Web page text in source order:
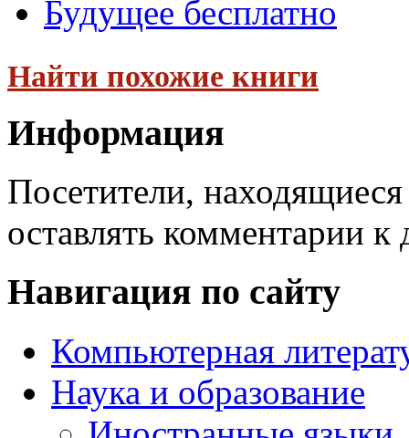
Будущее бесплатно
Найти похожие книги
Информация
Посетители,
оставлять комментарии к
Навигация по сайту
Компьютерная
Наука и образование